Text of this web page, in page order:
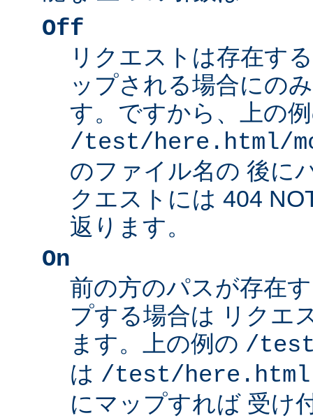
Off
リクエストは存在す
ップされる場合にの
す。ですから、上の
/test/here.html/
のファイル名の 後に
クエストには 404
返ります。
On
前の方のパスが存在
プする場合は リクエ
ます。上の例の /
は /test/here.html
にマップすれば 受け